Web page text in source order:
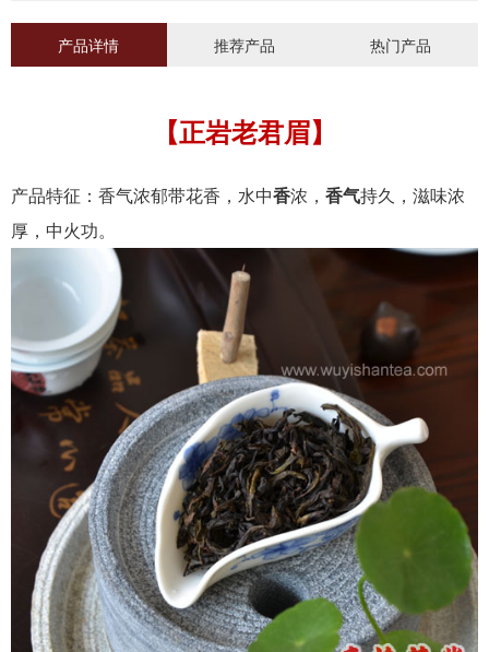
产品详情 推荐产品 热门产品
【正岩老君眉】
产品特征：香气浓郁带花香，水中香浓， 香气持久，滋味浓
厚，中火功。